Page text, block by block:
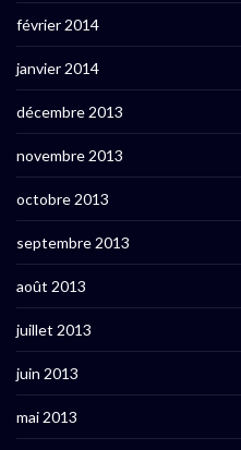
février 2014
janvier 2014
décembre 2013
novembre 2013
octobre 2013
septembre 2013
août 2013
juillet 2013
juin 2013
mai 2013